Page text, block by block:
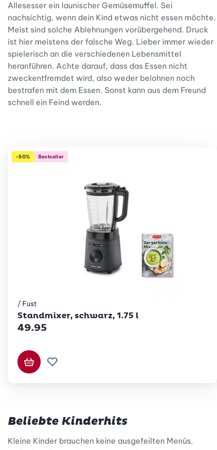
Allesesser ein launischer Gemüsemuffel. Sei
nachsichtig, wenn dein Kind etwas nicht essen möchte.
Meist sind solche Ablehnungen vorübergehend. Druck
ist hier meistens der falsche Weg. Lieber immer wieder
spielerisch an die verschiedenen Lebensmittel
heranführen. Achte darauf, dass das Essen nicht
zweckentfremdet wird, also weder belohnen noch
bestrafen mit dem Essen. Sonst kann aus dem Freund
schnell ein Feind werden.
-50% Bestseller
Betty Bossi
/ Fust
Standmixer, schwarz, 1.75 l
49.95
In den Warenkorb
Zur Wunschliste hinzufügen
Beliebte Kinderhits
Kleine Kinder brauchen keine ausgefeilten Menüs.